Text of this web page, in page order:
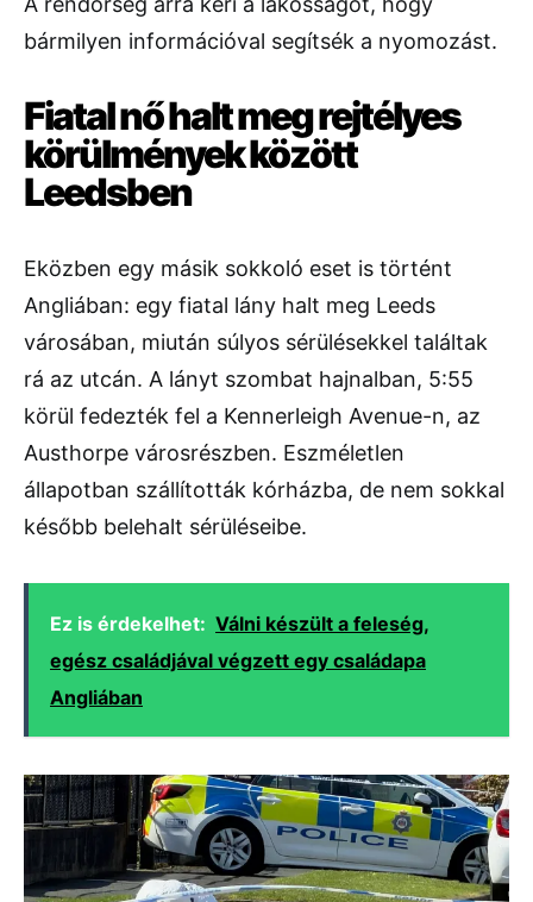
bármilyen információval segítsék a nyomozást.
Fiatal nő halt meg rejtélyes
körülmények között
Leedsben
Eközben egy másik sokkoló eset is történt
Angliában: egy fiatal lány halt meg Leeds
városában, miután súlyos sérülésekkel találtak
rá az utcán. A lányt szombat hajnalban, 5:55
körül fedezték fel a Kennerleigh Avenue-n, az
Austhorpe városrészben. Eszméletlen
állapotban szállították kórházba, de nem sokkal
később belehalt sérüléseibe.
Ez is érdekelhet: Válni készült a feleség,
egész családjával végzett egy családapa
Angliában